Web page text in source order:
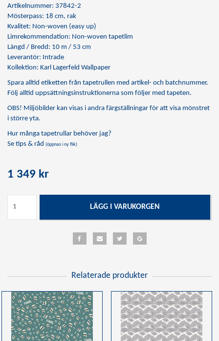
Artikelnummer: 37842-2
Mösterpass: 18 cm, rak
Kvalitet: Non-woven (easy up)
Limrekommendation: Non-woven tapetlim
Längd / Bredd: 10 m / 53 cm
Leverantör: Intrade
Kollektion: Karl Lagerfeld Wallpaper
Spara alltid etiketten från tapetrullen med artikel- och batchnummer.
Följ alltid uppsättningsinstruktionerna som följer med tapeten.
OBS! Miljöbilder kan visas i andra färgställningar för att visa mönstret
i större yta.
Hur många tapetrullar behöver jag?
Se tips & råd (öppnas i ny flik)
1 349 kr
LÄGG I VARUKORGEN
Relaterade produkter